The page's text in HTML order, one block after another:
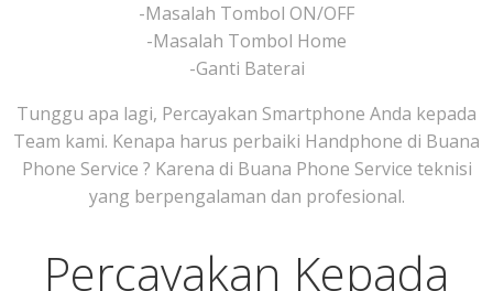
-Masalah Tombol ON/OFF
-Masalah Tombol Home
-Ganti Baterai
Tunggu apa lagi, Percayakan Smartphone Anda kepada
Team kami. Kenapa harus perbaiki Handphone di Buana
Phone Service ? Karena di Buana Phone Service teknisi
yang berpengalaman dan profesional.
Percayakan Kepada